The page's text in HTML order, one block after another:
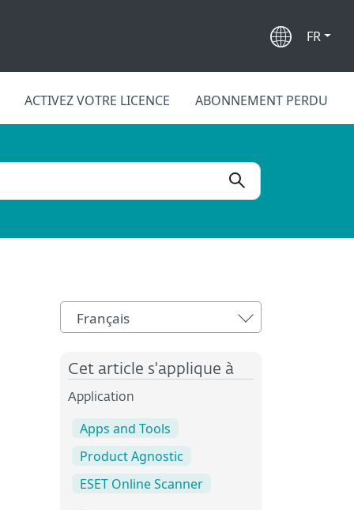
FR
ACTIVEZ VOTRE LICENCE ABONNEMENT PERDU
Français
Cet article s'applique à
Application
Apps and Tools
Product Agnostic
ESET Online Scanner